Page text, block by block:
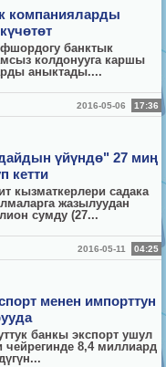
банктык
колдонууга каршы
аныктады....
2016-05-06 17:36
үйүндө" 27 миң
кетти
кызматкерлери садака
жазылуудан
сумду (27...
2016-05-11 04:25
менен импорттун
банкы экспорт ушул
8,4 миллиард